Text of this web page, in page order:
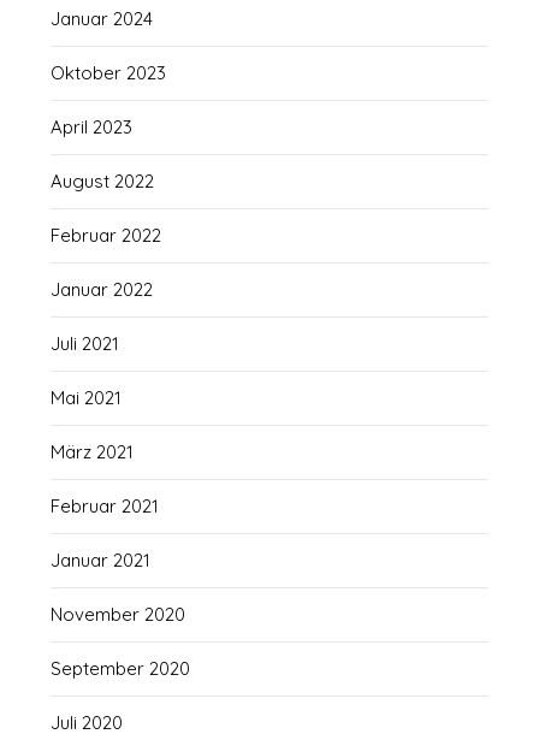
Januar 2024
Oktober 2023
April 2023
August 2022
Februar 2022
Januar 2022
Juli 2021
Mai 2021
März 2021
Februar 2021
Januar 2021
November 2020
September 2020
Juli 2020